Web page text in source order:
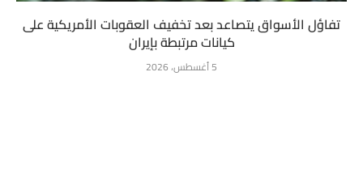
تفاؤل الأسواق يتصاعد بعد تخفيف العقوبات الأمريكية على
كيانات مرتبطة بإيران
5 أغسطس، 2026